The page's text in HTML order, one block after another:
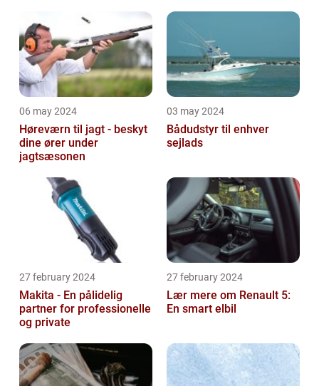
06 may 2024
Høreværn til jagt - beskyt
dine ører under
jagtsæsonen
03 may 2024
Bådudstyr til enhver
sejlads
27 february 2024
Makita - En pålidelig
partner for professionelle
og private
27 february 2024
Lær mere om Renault 5:
En smart elbil